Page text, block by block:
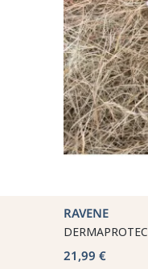
RAVENE
DERMAPROTEC
21,99 €